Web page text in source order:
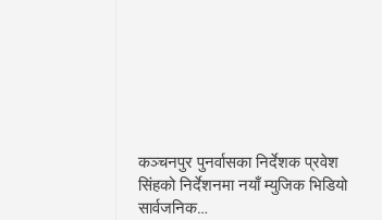
कञ्चनपुर पुनर्वासका निर्देशक प्रवेश
सिंहको निर्देशनमा नयाँ म्युजिक भिडियो
सार्वजनिक…